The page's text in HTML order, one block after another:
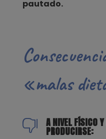
pautado.
«malas
 A NIVEL FÍSICO
PRODUCIRSE: